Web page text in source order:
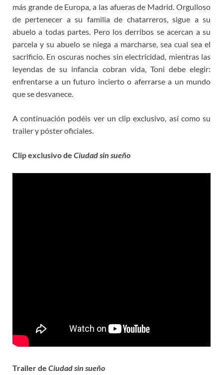
más grande de Europa, a las afueras de Madrid. Orgulloso
de pertenecer a su familia de chatarreros, sigue a su
abuelo a todas partes. Pero los derribos se acercan a su
parcela y su abuelo se niega a marcharse, sea cual sea el
sacrificio. En oscuras noches sin electricidad, mientras las
leyendas de su infancia cobran vida, Toni debe elegir:
enfrentarse a un futuro incierto o aferrarse a un mundo
que se desvanece.
A continuación podéis ver un clip exclusivo, así como su
trailer y póster oficiales.
Clip exclusivo de Ciudad sin sueño
Trailer de Ciudad sin sueño